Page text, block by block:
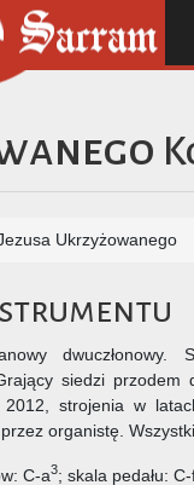
Ukrzyżowanego
dwuczłonowy.
siedzi przodem
strojenia w
organistę.
C-a3; skala pedału: